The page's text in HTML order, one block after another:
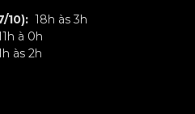
10): 18h às 3h
à 0h
às 2h